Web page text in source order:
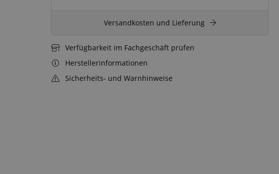
Versandkosten und Lieferung
Verfügbarkeit im Fachgeschäft prüfen
Herstellerinformationen
Sicherheits- und Warnhinweise